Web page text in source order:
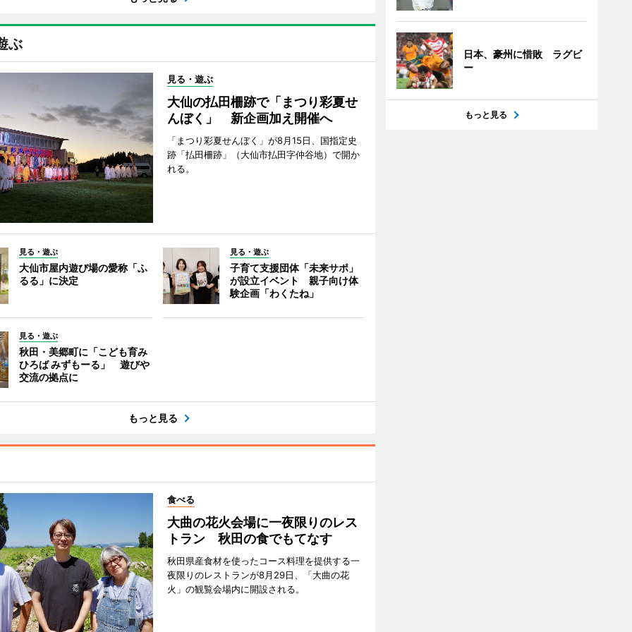
ぶ
見る・遊ぶ
大仙の払田柵跡で「まつり彩夏せ
んぼく」 新企画加え開催へ
「まつり彩夏せんぼく」が8月15日、国指定史
跡「払田柵跡」（大仙市払田字仲谷地）で開か
れる。
見る・遊ぶ
大仙市屋内遊び場の愛称「ふ
るる」に決定
見る・遊ぶ
子育て支援団体「未来サポ」
が設立イベント 親子向け体
験企画「わくたね」
見る・遊ぶ
秋田・美郷町に「こども育み
ひろば みずもーる」 遊びや
交流の拠点に
もっと見る
食べる
大曲の花火会場に一夜限りのレス
トラン 秋田の食でもてなす
秋田県産食材を使ったコース料理を提供する一
夜限りのレストランが8月29日、「大曲の花
火」の観覧会場内に開設される。
日本、豪州に惜敗 ラグビ
ー
もっと見る